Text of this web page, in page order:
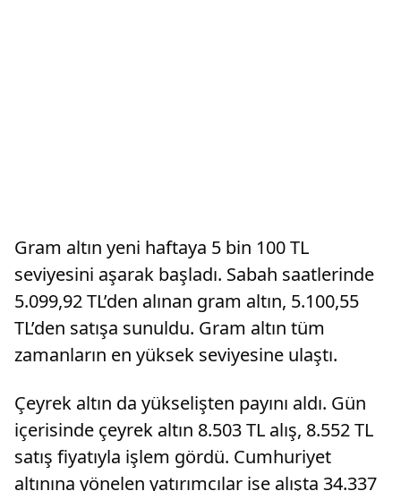
Gram altın yeni haftaya 5 bin 100 TL
seviyesini aşarak başladı. Sabah saatlerinde
5.099,92 TL’den alınan gram altın, 5.100,55
TL’den satışa sunuldu. Gram altın tüm
zamanların en yüksek seviyesine ulaştı.
Çeyrek altın da yükselişten payını aldı. Gün
içerisinde çeyrek altın 8.503 TL alış, 8.552 TL
satış fiyatıyla işlem gördü. Cumhuriyet
altınına yönelen yatırımcılar ise alışta 34.337